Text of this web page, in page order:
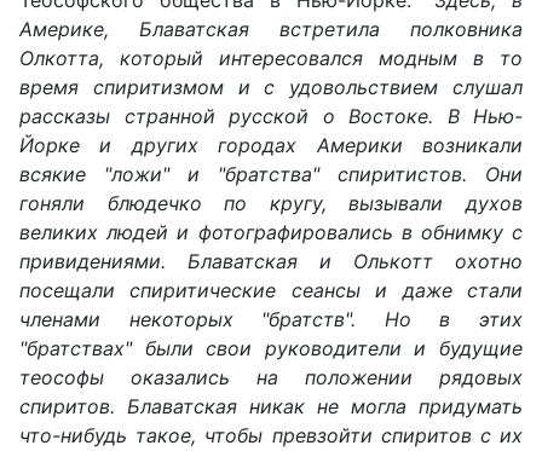
Америке, Блаватская встретила полковника
Олкотта, который интересовался модным в то
время спиритизмом и с удовольствием слушал
рассказы странной русской о Востоке. В Нью-
Йорке и других городах Америки возникали
всякие "ложи" и "братства" спиритистов. Они
гоняли блюдечко по кругу, вызывали духов
великих людей и фотографировались в обнимку с
привидениями. Блаватская и Олькотт охотно
посещали спиритические сеансы и даже стали
членами некоторых "братств". Но в этих
"братствах" были свои руководители и будущие
теософы оказались на положении рядовых
спиритов. Блаватская никак не могла придумать
что-нибудь такое, чтобы превзойти спиритов с их